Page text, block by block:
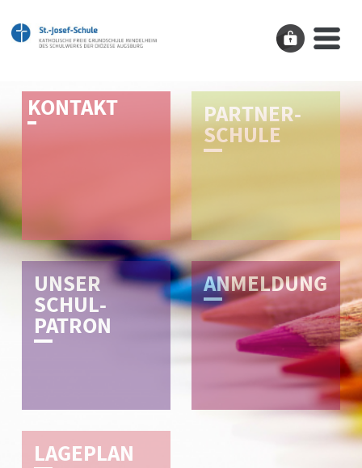
K­O­N­T­A­K­T­­ PARTNER­
SCHULE
UNSER
SCHUL­­
PATRON
AN­­MEL­­DUNG
LAGE­­PLAN